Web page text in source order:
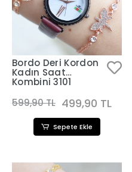
Bordo Deri Kordon
Kadın Saat
Kombini 3101
599,90 TL 499,90 TL
Sepete Ekle